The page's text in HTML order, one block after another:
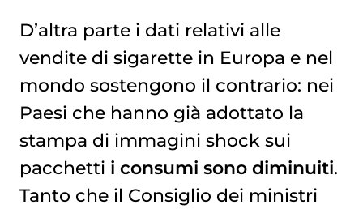
D’altra parte i dati relativi alle
vendite di sigarette in Europa e nel
mondo sostengono il contrario: nei
Paesi che hanno già adottato la
stampa di immagini shock sui
pacchetti i consumi sono diminuiti.
Tanto che il Consiglio dei ministri